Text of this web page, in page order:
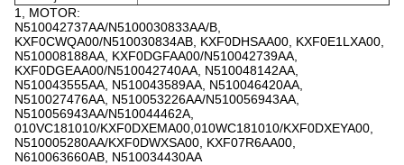
1, MOTOR:
N510042737AA/N5100030833AA/B,
KXF0CWQA00/N510030834AB, KXF0DHSAA00, KXF0E1LXA00,
N510008188AA, KXF0DGFAA00/N510042739AA,
KXF0DGEAA00/N510042740AA, N510048142AA,
N510043555AA, N510043589AA, N510046420AA,
N510027476AA, N510053226AA/N510056943AA,
N510056943AA/N510044462A,
010VC181010/KXF0DXEMA00,010WC181010/KXF0DXEYA00,
N510005280AA/KXF0DWXSA00, KXF07R6AA00,
N610063660AB, N510034430AA